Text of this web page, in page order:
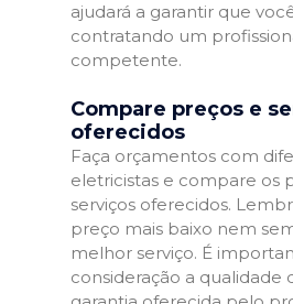
ajudará a garantir que
contratando um
competente.
Compare preços e
oferecidos
Faça orçamentos com
eletricistas e compare os
serviços oferecidos.
preço mais baixo nem
melhor serviço. É
consideração a qualidade